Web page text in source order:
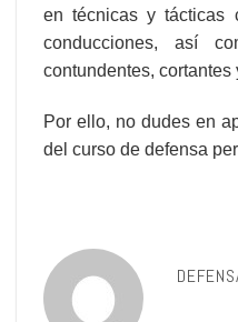
en técnicas y tácticas
conducciones, así
contundentes, cortantes
Por ello, no dudes en
del curso de defensa